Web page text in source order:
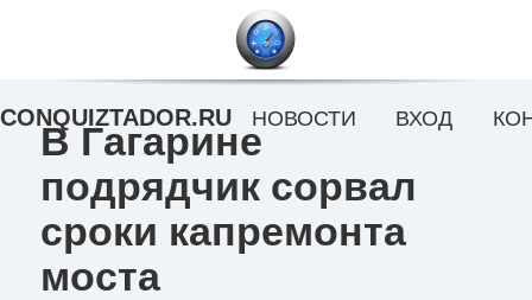
В Гагарине
подрядчик сорвал
сроки капремонта
моста
CONQUIZTADOR.RU НОВОСТИ ВХОД